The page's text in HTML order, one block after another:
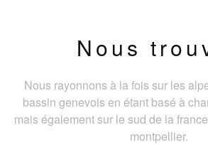
Nous
Nous rayonnons à la fois sur les
bassin genevois en étant basé à
mais également sur le sud de la
montpellier.